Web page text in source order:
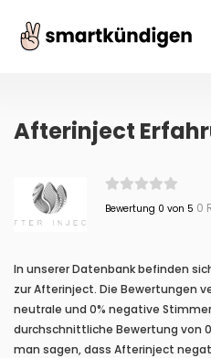
Afterinject
Bewertung 0 von 5 0
In unserer Datenbank befinden
zur Afterinject. Die Bewertungen
neutrale und 0% negative
durchschnittliche Bewertung von
man sagen, dass Afterinject